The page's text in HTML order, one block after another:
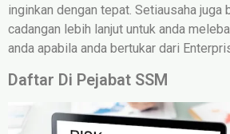
inginkan dengan tepat. Setiausaha juga
cadangan lebih lanjut untuk anda
anda apabila anda bertukar dari
Daftar Di Pejabat SSM